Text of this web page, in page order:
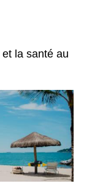
la santé au